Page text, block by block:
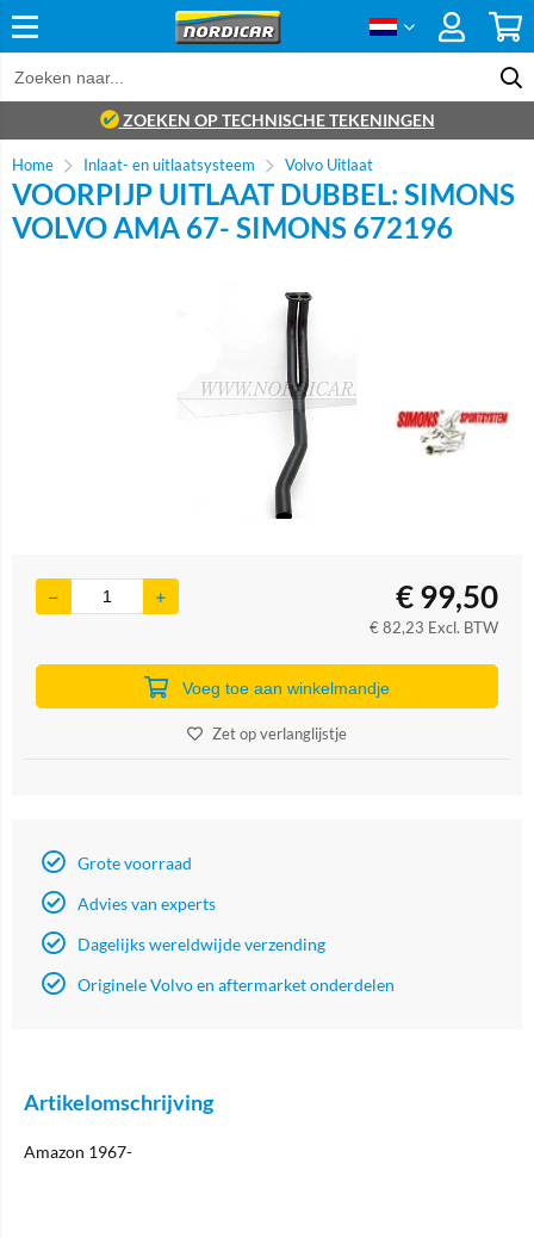
ZOEKEN OP TECHNISCHE TEKENINGEN
Home Inlaat- en uitlaatsysteem Volvo Uitlaat
VOORPIJP UITLAAT DUBBEL: SIMONS
VOLVO AMA 67- SIMONS 672196
Brand
€99,50
€82,23 Excl. BTW
Voeg toe aan winkelmandje
Zet op verlanglijstje
Grote voorraad
Advies van experts
Dagelijks wereldwijde verzending
Originele Volvo en aftermarket onderdelen
Artikelomschrijving
Amazon 1967-